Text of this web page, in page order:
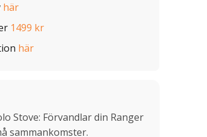
här
1499 kr
här
Stove: Förvandlar din Ranger
sammankomster.